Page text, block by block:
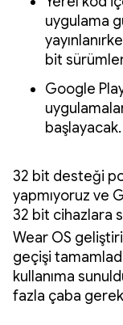
uygulama
bit
Google
başlayacak.
32 bit desteği
yapmıyoruz ve
32 bit cihazlara
Wear OS
geçişi
kullanıma
fazla çaba